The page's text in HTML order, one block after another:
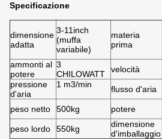
Specificazione
dimensione
adatta
3-11inch
(muffa
variabile)
materia
prima
ammonti al
potere
3
CHILOWATT
velocità
pressione
d'aria
1 m3/min flusso d'aria
peso netto 500kg potere
peso lordo
550kg
dimensione
d'imballaggio